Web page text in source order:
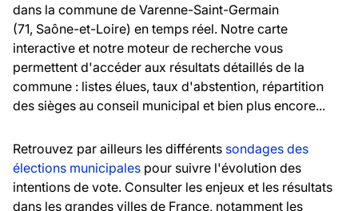
dans la commune de Varenne-Saint-Germain
(71, Saône-et-Loire) en temps réel. Notre carte
interactive et notre moteur de recherche vous
permettent d'accéder aux résultats détaillés de la
commune : listes élues, taux d'abstention, répartition
des sièges au conseil municipal et bien plus encore...
Retrouvez par ailleurs les différents sondages des
élections municipales pour suivre l'évolution des
intentions de vote. Consulter les enjeux et les résultats
dans les grandes villes de France, notamment les